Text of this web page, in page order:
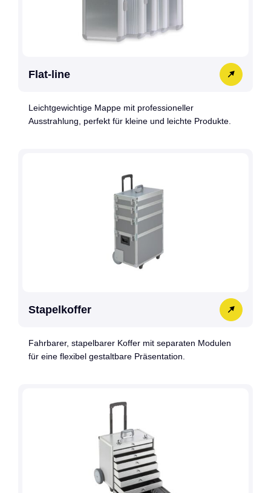
Flat-line
Leichtgewichtige Mappe mit professioneller
Ausstrahlung, perfekt für kleine und leichte Produkte.
Stapelkoffer
Fahrbarer, stapelbarer Koffer mit separaten Modulen
für eine flexibel gestaltbare Präsentation.